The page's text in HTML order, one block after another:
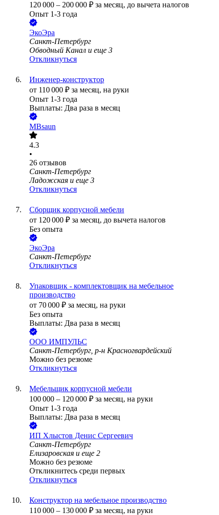
120 000 – 200 000 ₽ за месяц, до вычета налогов
Опыт 1-3 года
ЭкоЭра
Санкт-Петербург
Обводный Канал и еще 3
Откликнуться
Инженер-конструктор
от 110 000 ₽ за месяц, на руки
Опыт 1-3 года
Выплаты: Два раза в месяц
MBsaun
4.3
•
26 отзывов
Санкт-Петербург
Ладожская и еще 3
Откликнуться
Сборщик корпусной мебели
от 120 000 ₽ за месяц, до вычета налогов
Без опыта
ЭкоЭра
Санкт-Петербург
Откликнуться
Упаковщик - комплектовщик на мебельное
производство
от 70 000 ₽ за месяц, на руки
Без опыта
Выплаты: Два раза в месяц
ООО ИМПУЛЬС
Санкт-Петербург, р-н Красногвардейский
Можно без резюме
Откликнуться
Мебельщик корпусной мебели
100 000 – 120 000 ₽ за месяц, на руки
Опыт 1-3 года
Выплаты: Два раза в месяц
ИП Хлыстов Денис Сергеевич
Санкт-Петербург
Елизаровская и еще 2
Можно без резюме
Откликнитесь среди первых
Откликнуться
Конструктор на мебельное производство
110 000 – 130 000 ₽ за месяц, на руки